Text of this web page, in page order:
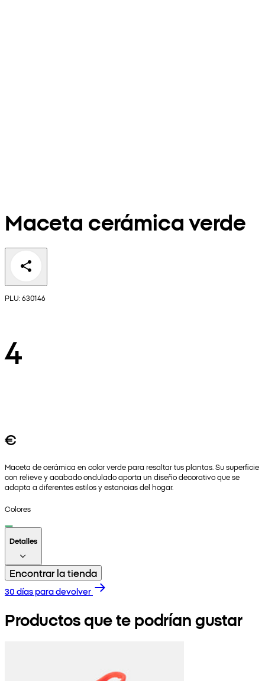
Maceta cerámica verde
PLU: 630146
4
€
Maceta de cerámica en color verde para resaltar tus plantas. Su superficie
con relieve y acabado ondulado aporta un diseño decorativo que se
adapta a diferentes estilos y estancias del hogar.
Colores
Detalles
Encontrar la tienda
30 días para devolver
Productos que te podrían gustar